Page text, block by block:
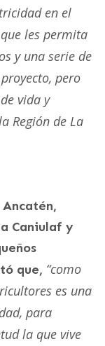
en el
les permita
y una serie de
pero
vida y
Región de La
Caniulaf y
que, “como
es una
para
la que vive